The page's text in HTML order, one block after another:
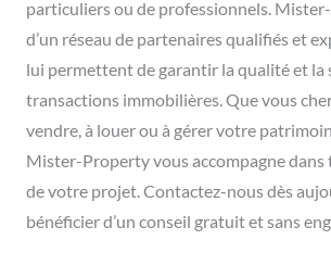
particuliers ou de professionnels.
d’un réseau de partenaires qualifiés et
lui permettent de garantir la qualité et la
transactions immobilières. Que vous
vendre, à louer ou à gérer votre
Mister-Property vous accompagne dans
de votre projet. Contactez-nous dès
bénéficier d’un conseil gratuit et sans